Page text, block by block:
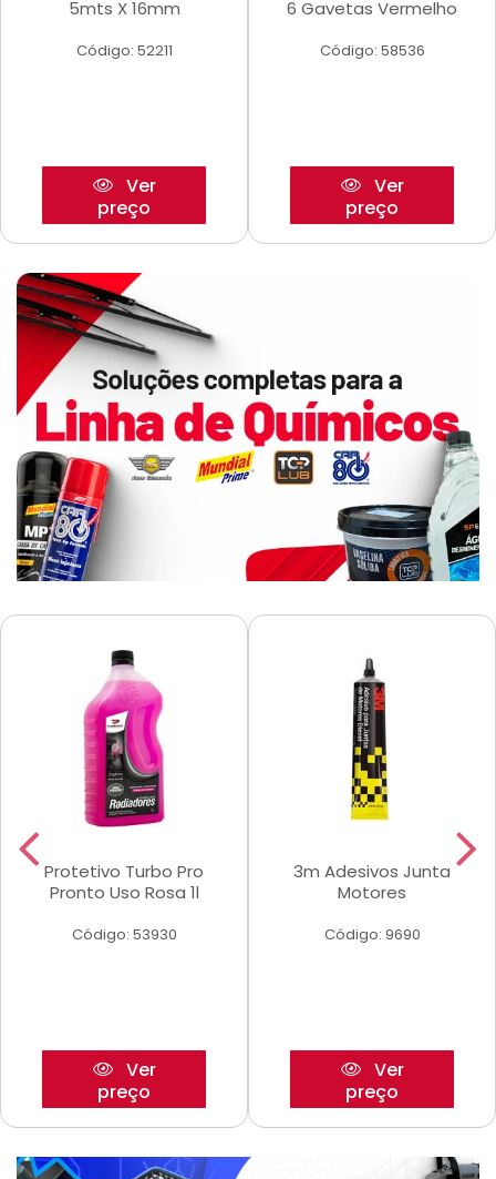
5mts X 16mm
Código: 52211
Ver
preço
6 Gavetas Vermelho
Código: 58536
Ver
preço
Protetivo Turbo Pro
Pronto Uso Rosa 1l
Código: 53930
Ver
preço
3m Adesivos Junta
Motores
Código: 9690
Ver
preço